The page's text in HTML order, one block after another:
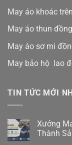
May áo khoác
May áo thun
May áo sơ mi
May bảo hộ lao
TIN TỨC MỚI
Xưởng
Thành